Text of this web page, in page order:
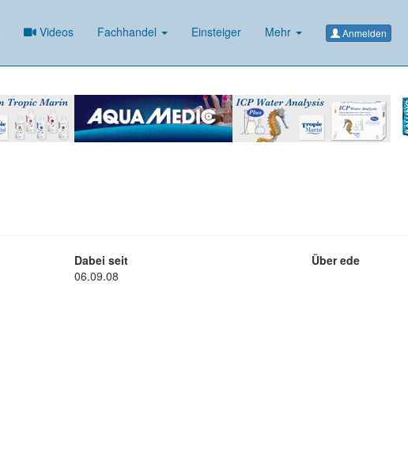
Videos Fachhandel Einsteiger Mehr Anmelden
Dabei seit
06.09.08
Über ede